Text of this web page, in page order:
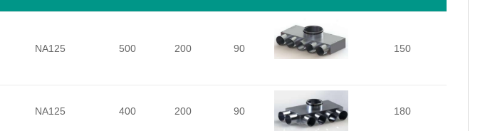
NA125 500 200 90 150
NA125 400 200 90 180